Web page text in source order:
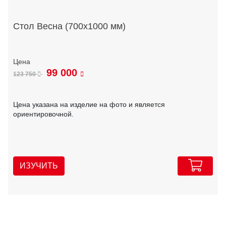
Стол Весна (700х1000 мм)
123 750 99 000
Цена указана на изделие на фото и является
ориентировочной.
ИЗУЧИТЬ